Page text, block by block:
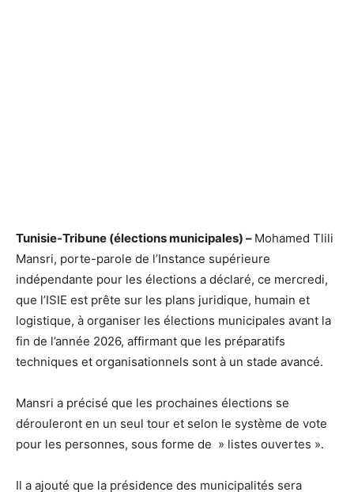
Tunisie-Tribune (élections municipales) – Mohamed Tlili
Mansri, porte-parole de l’Instance supérieure
indépendante pour les élections a déclaré, ce mercredi,
que l’ISIE est prête sur les plans juridique, humain et
logistique, à organiser les élections municipales avant la
fin de l’année 2026, affirmant que les préparatifs
techniques et organisationnels sont à un stade avancé.
Mansri a précisé que les prochaines élections se
dérouleront en un seul tour et selon le système de vote
pour les personnes, sous forme de » listes ouvertes ».
Il a ajouté que la présidence des municipalités sera